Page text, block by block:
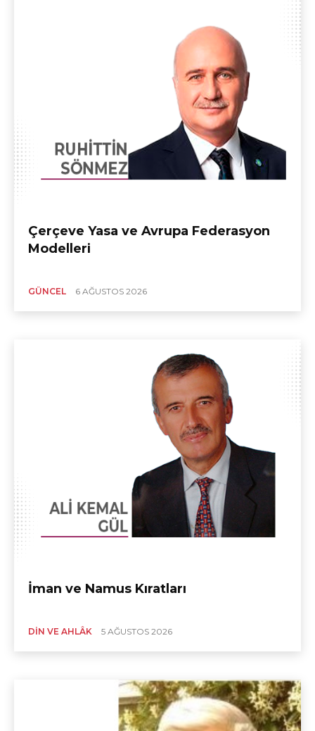
Çerçeve Yasa ve Avrupa Federasyon
Modelleri
GÜNCEL 6 AĞUSTOS 2026
İman ve Namus Kıratları
DIN VE AHLÂK 5 AĞUSTOS 2026